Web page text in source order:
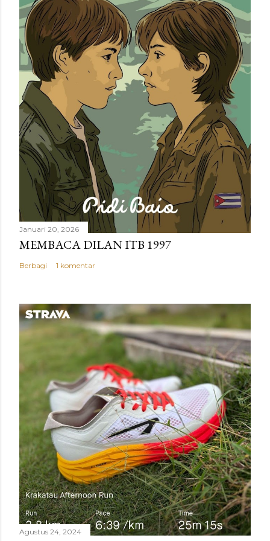
m
e
n
t
a
Januari 20, 2026
MEMBACA DILAN ITB 1997
Berbagi 1 komentar
Agustus 24, 2024